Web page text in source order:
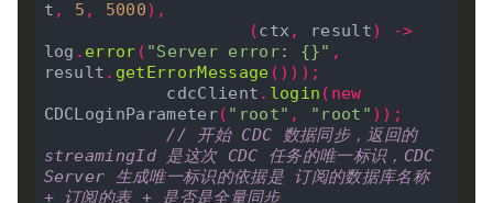
t , 5 , 5000),
(ctx , result)
->
log . error ( "Server error: {}" ,
result . getErrorMessage ()));
            cdcClient
. login ( new
CDCLoginParameter( "root" , "root" ));
// 开始 CDC 数据同步，返回的
streamingId 是这次 CDC 任务的唯一标识，CDC
Server 生成唯一标识的依据是 订阅的数据库名称
+ 订阅的表 + 是否是全量同步